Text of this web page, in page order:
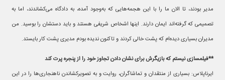
مدیر بودند، تا الان ما را با این هجمه‌هایی که به‌وجود آمده، به دادگاه می‌کشاندند، اما به
تصمیمی که گرفته‌اند ایمان دارند. اینها اشخاص شریفی هستند و باید دستشان را بوسید. من
مدیران بسیاری دیده‌ام که پشت خالی کردند و تاکنون ندیده بودم مدیری پشت کار بایستد.
**فیلمسازی نیستم که بازیگرش برای نشان دادن تجاوز خود را از پنجره پرت کند
ایرناپلاس: بسیاری از منتقدان و تماشاگران، روایت و به تصویرکشاندن ناهنجاری‌ها را در این